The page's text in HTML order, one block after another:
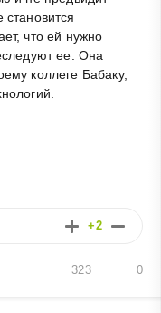
что ей нужно
ее. Она
коллеге Бабаку,
+2
0
323